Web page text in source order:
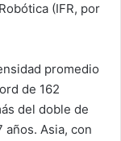
(IFR, por
promedio
de 162
del doble de
años. Asia, con